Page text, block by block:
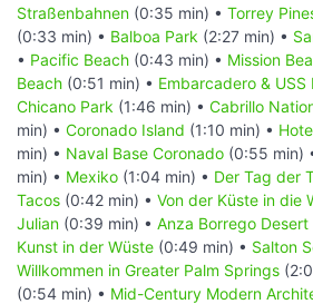
Straßenbahnen (0:35 min) • Torrey
(0:33 min) • Balboa Park (2:27 min) •
• Pacific Beach (0:43 min) • Mission
Beach (0:51 min) • Embarcadero & USS
Chicano Park (1:46 min) • Cabrillo
min) • Coronado Island (1:10 min) •
min) • Naval Base Coronado (0:55 min)
min) • Mexiko (1:04 min) • Der Tag der
Tacos (0:42 min) • Von der Küste in die
Julian (0:39 min) • Anza Borrego
Kunst in der Wüste (0:49 min) • Salton
Willkommen in Greater Palm Springs
(0:54 min) • Mid-Century Modern